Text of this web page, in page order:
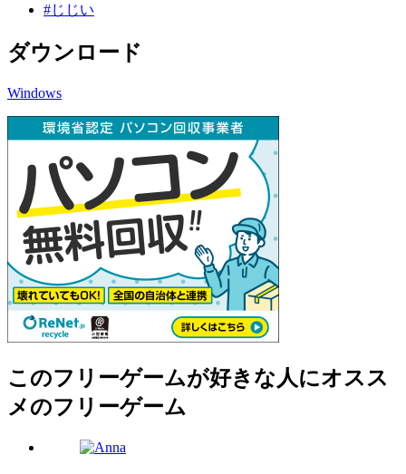
#じじい
ダウンロード
Windows
このフリーゲームが好きな人にオスス
メのフリーゲーム